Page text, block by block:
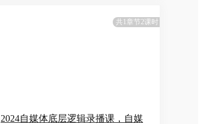
共1章节2课时
2024自媒体底层逻辑录播课，自媒